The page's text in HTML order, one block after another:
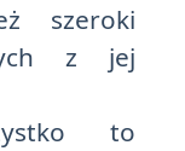
szeroki
z jej
to